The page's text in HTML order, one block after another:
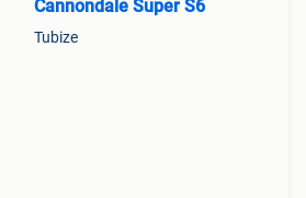
Cannondale Super S6
Tubize